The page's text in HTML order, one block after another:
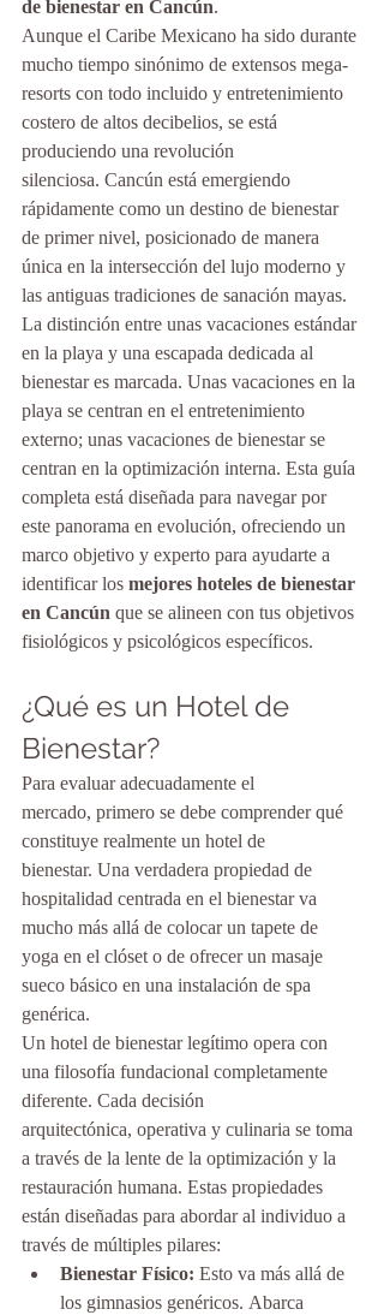
de bienestar en Cancún.
Aunque el Caribe Mexicano ha sido durante
mucho tiempo sinónimo de extensos mega-
resorts con todo incluido y entretenimiento
costero de altos decibelios, se está
produciendo una revolución
silenciosa. Cancún está emergiendo
rápidamente como un destino de bienestar
de primer nivel, posicionado de manera
única en la intersección del lujo moderno y
las antiguas tradiciones de sanación mayas.
La distinción entre unas vacaciones estándar
en la playa y una escapada dedicada al
bienestar es marcada. Unas vacaciones en la
playa se centran en el entretenimiento
externo; unas vacaciones de bienestar se
centran en la optimización interna. Esta guía
completa está diseñada para navegar por
este panorama en evolución, ofreciendo un
marco objetivo y experto para ayudarte a
identificar los mejores hoteles de bienestar
en Cancún que se alineen con tus objetivos
fisiológicos y psicológicos específicos.
¿Qué es un Hotel de
Bienestar?
Para evaluar adecuadamente el
mercado, primero se debe comprender qué
constituye realmente un hotel de
bienestar. Una verdadera propiedad de
hospitalidad centrada en el bienestar va
mucho más allá de colocar un tapete de
yoga en el clóset o de ofrecer un masaje
sueco básico en una instalación de spa
genérica.
Un hotel de bienestar legítimo opera con
una filosofía fundacional completamente
diferente. Cada decisión
arquitectónica, operativa y culinaria se toma
a través de la lente de la optimización y la
restauración humana. Estas propiedades
están diseñadas para abordar al individuo a
través de múltiples pilares:
Bienestar Físico: Esto va más allá de
los gimnasios genéricos. Abarca